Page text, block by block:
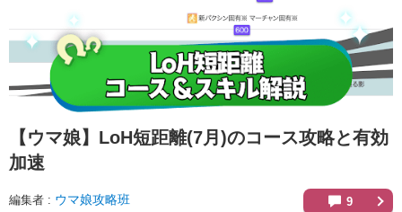
【ウマ娘】 LoH短距離(7月)のコース攻略と有効
加速
編集者 ウマ娘攻略班 9